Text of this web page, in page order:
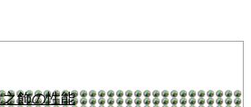
飾の性能